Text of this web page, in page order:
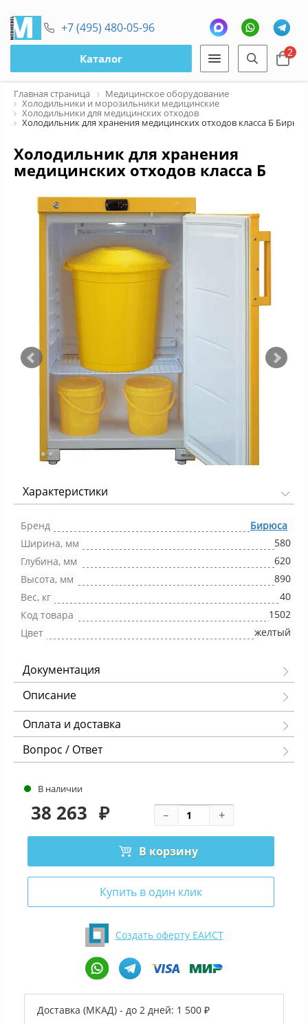
+7 (495) 480-05-96
Каталог 2
Главная страница Медицинское оборудование
Холодильники и морозильники медицинские
Холодильники для медицинских отходов
Холодильник для хранения медицинских отходов класса Б
Холодильник для хранения
медицинских отходов класса Б
Характеристики
Бренд
Бирюса
Ширина, мм
580
Глубина, мм
620
Высота, мм
890
Вес, кг
40
Код товара
1502
Цвет
желтый
Документация
Описание
Оплата и доставка
Вопрос / Ответ
В наличии
38 263 ₽
В корзину
Купить в один клик
Создать оферту ЕАИСТ
Доставка (МКАД) - до 2 дней: 1 500 ₽